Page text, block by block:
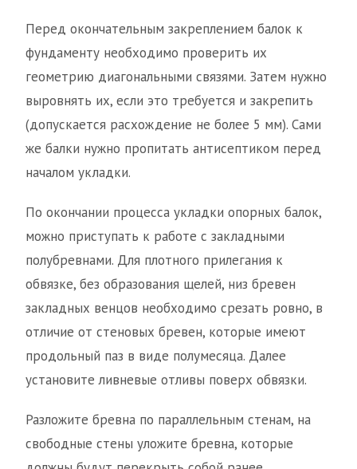
Перед окончательным закреплением балок к
фундаменту необходимо проверить их
геометрию диагональными связями. Затем нужно
выровнять их, если это требуется и закрепить
(допускается расхождение не более 5 мм). Сами
же балки нужно пропитать антисептиком перед
началом укладки.
По окончании процесса укладки опорных балок,
можно приступать к работе с закладными
полубревнами. Для плотного прилегания к
обвязке, без образования щелей, низ бревен
закладных венцов необходимо срезать ровно, в
отличие от стеновых бревен, которые имеют
продольный паз в виде полумесяца. Далее
установите ливневые отливы поверх обвязки.
Разложите бревна по параллельным стенам, на
свободные стены уложите бревна, которые